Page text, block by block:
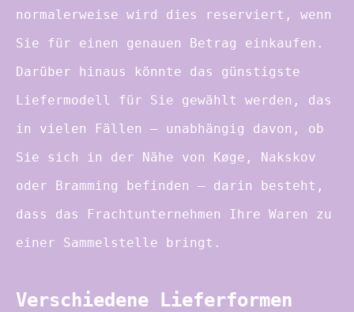
normalerweise wird dies reserviert, wenn
Sie für einen genauen Betrag einkaufen.
Darüber hinaus könnte das günstigste
Liefermodell für Sie gewählt werden, das
in vielen Fällen – unabhängig davon, ob
Sie sich in der Nähe von Køge, Nakskov
oder Bramming befinden – darin besteht,
dass das Frachtunternehmen Ihre Waren zu
einer Sammelstelle bringt.
Verschiedene Lieferformen